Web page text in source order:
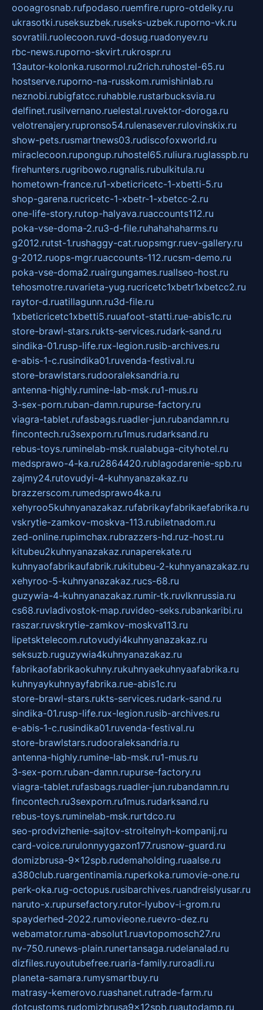
oooagrosnab.rufpodaso.ruemfire.rupro-otdelky.ru
ukrasotki.ruseksuzbek.ruseks-uzbek.ruporno-vk.ru
sovratili.ruolecoon.ruvd-dosug.ruadonyev.ru
rbc-news.ruporno-skvirt.rukrospr.ru
13autor-kolonka.rusormol.ru2rich.ruhostel-65.ru
hostserve.ruporno-na-russkom.rumishinlab.ru
neznobi.rubigfatcc.ruhabble.rustarbucksvia.ru
delfinet.rusilvernano.ruelestal.ruvektor-doroga.ru
velotrenajery.rupronso54.rulenasever.rulovinskix.ru
show-pets.rusmartnews03.rudiscofoxworld.ru
miraclecoon.rupongup.ruhostel65.ruliura.ruglasspb.ru
firehunters.rugribowo.rugnalis.rubulkitula.ru
hometown-france.ru1-xbeticricetc-1-xbetti-5.ru
shop-garena.rucricetc-1-xbetr-1-xbetcc-2.ru
one-life-story.rutop-halyava.ruaccounts112.ru
poka-vse-doma-2.ru3-d-file.ruhahahaharms.ru
g2012.rutst-1.rushaggy-cat.ruopsmgr.ruev-gallery.ru
g-2012.ruops-mgr.ruaccounts-112.rucsm-demo.ru
poka-vse-doma2.ruairgungames.ruallseo-host.ru
tehosmotre.ruvarieta-yug.rucricetc1xbetr1xbetcc2.ru
raytor-d.ruatillagunn.ru3d-file.ru
1xbeticricetc1xbetti5.ruuafoot-statti.rue-abis1c.ru
store-brawl-stars.rukts-services.rudark-sand.ru
sindika-01.rusp-life.rux-legion.rusib-archives.ru
e-abis-1-c.rusindika01.ruvenda-festival.ru
store-brawlstars.rudooraleksandria.ru
antenna-highly.rumine-lab-msk.ru1-mus.ru
3-sex-porn.ruban-damn.rupurse-factory.ru
viagra-tablet.rufasbags.ruadler-jun.rubandamn.ru
fincontech.ru3sexporn.ru1mus.rudarksand.ru
rebus-toys.ruminelab-msk.rualabuga-cityhotel.ru
medsprawo-4-ka.ru2864420.rublagodarenie-spb.ru
zajmy24.rutovudyi-4-kuhnyanazakaz.ru
brazzerscom.rumedsprawo4ka.ru
xehyroo5kuhnyanazakaz.rufabrikayfabrikaefabrika.ru
vskrytie-zamkov-moskva-113.rubiletnadom.ru
zed-online.rupimchax.rubrazzers-hd.ruz-host.ru
kitubeu2kuhnyanazakaz.runaperekate.ru
kuhnyaofabrikaufabrik.rukitubeu-2-kuhnyanazakaz.ru
xehyroo-5-kuhnyanazakaz.rucs-68.ru
guzywia-4-kuhnyanazakaz.rumir-tk.ruvlknrussia.ru
cs68.ruvladivostok-map.ruvideo-seks.rubankaribi.ru
raszar.ruvskrytie-zamkov-moskva113.ru
lipetsktelecom.rutovudyi4kuhnyanazakaz.ru
seksuzb.ruguzywia4kuhnyanazakaz.ru
fabrikaofabrikaokuhny.rukuhnyaekuhnyaafabrika.ru
kuhnyaykuhnyayfabrika.rue-abis1c.ru
store-brawl-stars.rukts-services.rudark-sand.ru
sindika-01.rusp-life.rux-legion.rusib-archives.ru
e-abis-1-c.rusindika01.ruvenda-festival.ru
store-brawlstars.rudooraleksandria.ru
antenna-highly.rumine-lab-msk.ru1-mus.ru
3-sex-porn.ruban-damn.rupurse-factory.ru
viagra-tablet.rufasbags.ruadler-jun.rubandamn.ru
fincontech.ru3sexporn.ru1mus.rudarksand.ru
rebus-toys.ruminelab-msk.rurtdco.ru
seo-prodvizhenie-sajtov-stroitelnyh-kompanij.ru
card-voice.rurulonnyygazon177.rusnow-guard.ru
domizbrusa-9x12spb.rudemaholding.ruaalse.ru
a380club.ruargentinamia.ruperkoka.rumovie-one.ru
perk-oka.rug-octopus.rusibarchives.ruandreislyusar.ru
naruto-x.rupursefactory.rutor-lyubov-i-grom.ru
spayderhed-2022.rumovieone.ruevro-dez.ru
webamator.ruma-absolut1.ruavtopomosch27.ru
nv-750.runews-plain.runertansaga.rudelanalad.ru
dizfiles.ruyoutubefree.ruaria-family.ruroadli.ru
planeta-samara.rumysmartbuy.ru
matrasy-kemerovo.ruashanet.rutrade-farm.ru
dotcustoms.rudomizbrusa9x12spb.ruautodamp.ru